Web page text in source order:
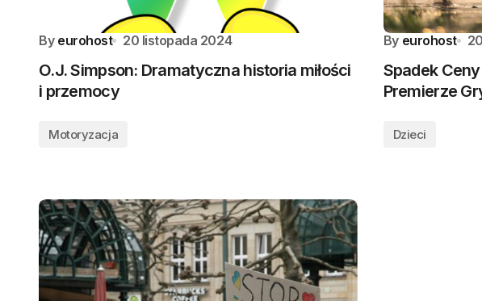
By eurohost 20 listopada 2024
O.J. Simpson: Dramatyczna historia miłości
i przemocy
Motoryzacja
By eurohost
Spadek
Premierze
Dzieci